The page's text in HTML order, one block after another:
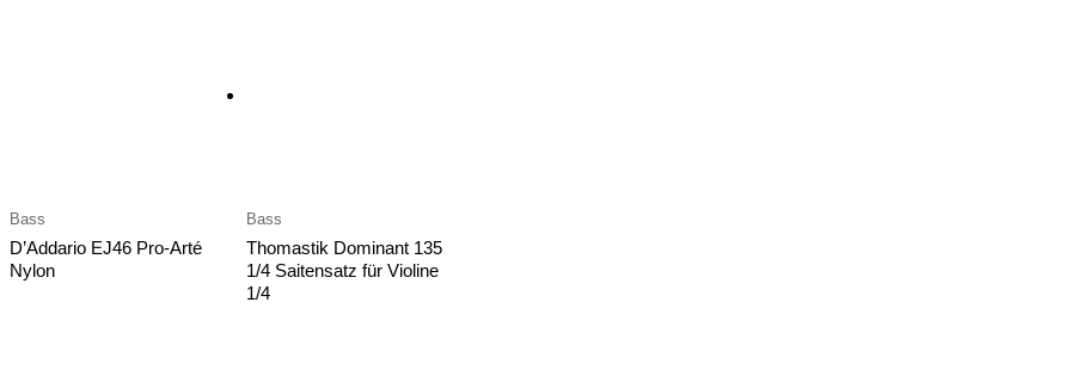
Bass
D’Addario EJ46 Pro-Arté
Nylon
Bass
Thomastik Dominant 135
1/4 Saitensatz für Violine
1/4